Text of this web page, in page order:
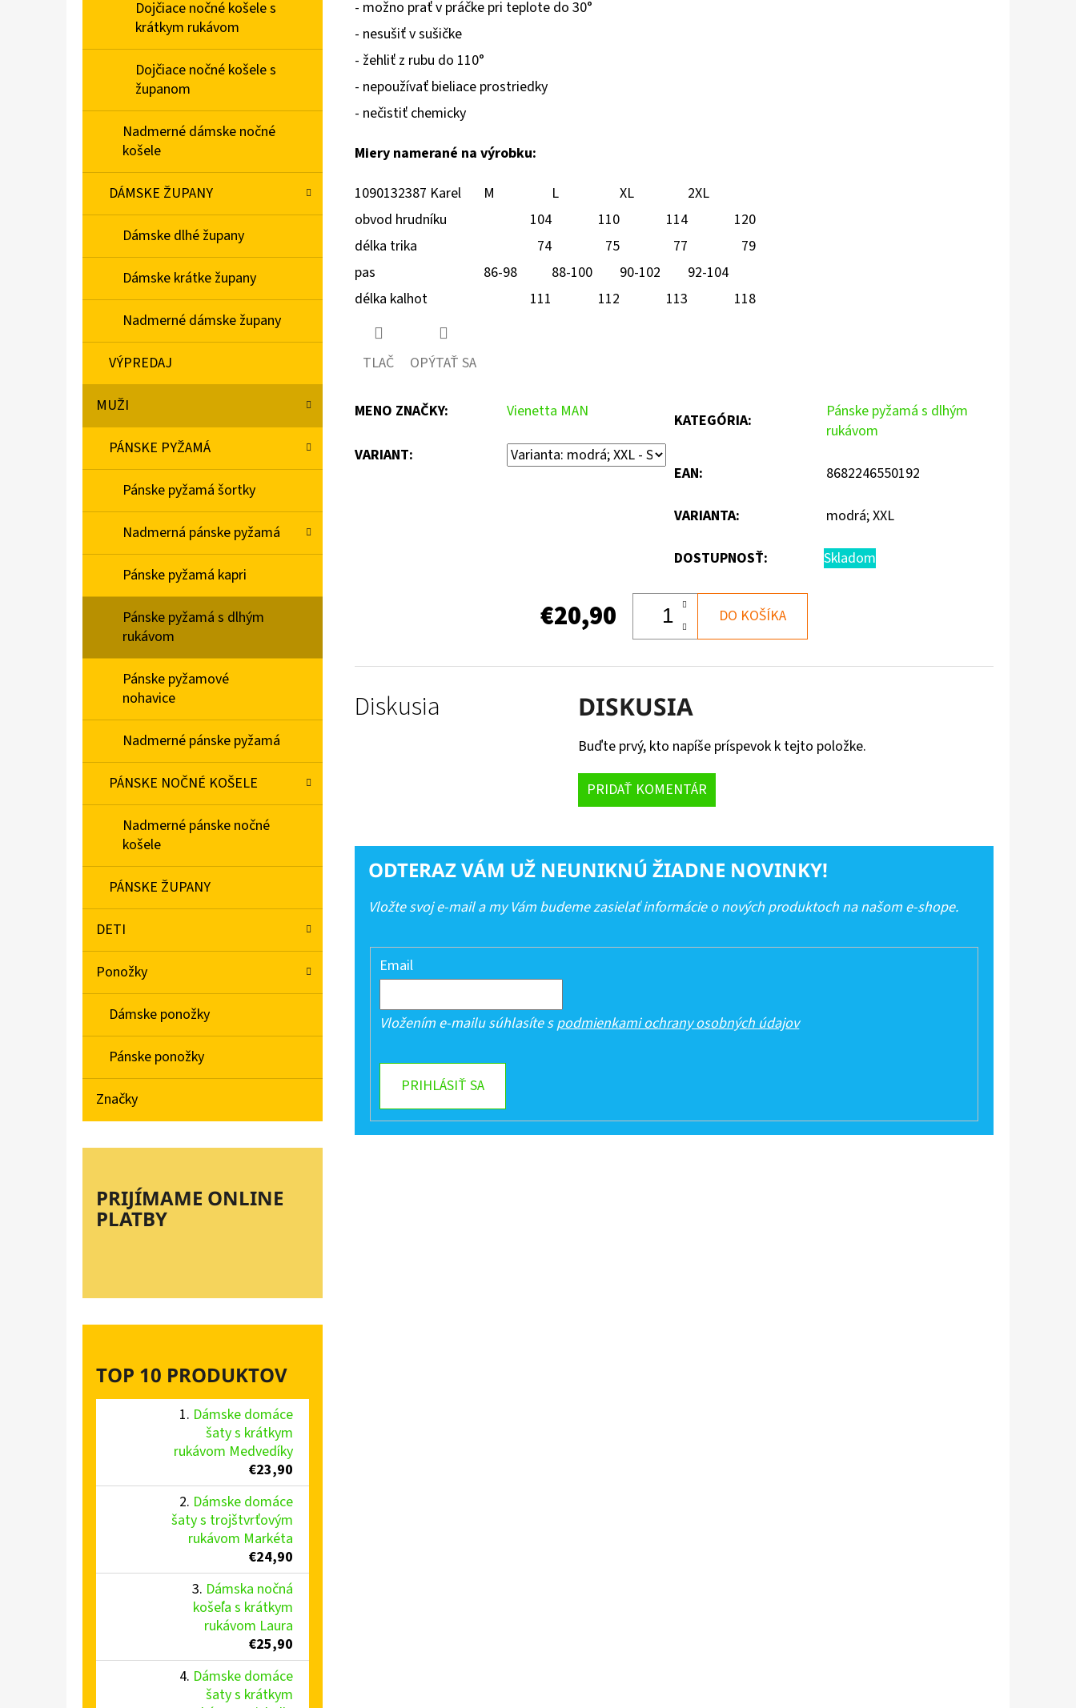
Dojčiace nočné košele s
krátkym rukávom
Dojčiace nočné košele s
županom
Nadmerné dámske nočné
košele
DÁMSKE ŽUPANY
Dámske dlhé župany
Dámske krátke župany
Nadmerné dámske župany
VÝPREDAJ
MUŽI
PÁNSKE PYŽAMÁ
Pánske pyžamá šortky
Nadmerná pánske pyžamá
Pánske pyžamá kapri
Pánske pyžamá s dlhým
rukávom
Pánske pyžamové
nohavice
Nadmerné pánske pyžamá
PÁNSKE NOČNÉ KOŠELE
Nadmerné pánske nočné
košele
PÁNSKE ŽUPANY
DETI
Ponožky
Dámske ponožky
Pánske ponožky
Značky
PRIJÍMAME ONLINE
PLATBY
TOP 10 PRODUKTOV
Dámske domáce
šaty s krátkym
rukávom Medvedíky
€23,90
Dámske domáce
šaty s trojštvrťovým
rukávom Markéta
€24,90
Dámska nočná
košeľa s krátkym
rukávom Laura
€25,90
Dámske domáce
šaty s krátkym
- možno praťv práčke pri teplote do 30°
- nesušiťvsušičke
- žehliť z rubu do 110°
- nepoužívať bieliace prostriedky
- nečistiť chemicky
Miery namerané na výrobku:
1090132387 Karel
M L XL
2XL
obvod hrudníku
104 110 114
120
délka trika
74 75 77
79
pas
86-98 88-100 90-102
92-104
délka kalhot
111 112 113 118
TLAČ OPÝTAŤ SA
MENO ZNAČKY: Vienetta MAN
VARIANT:
KATEGÓRIA:
Pánske pyžamá s dlhým
rukávom
EAN: 8682246550192
VARIANTA: modrá; XXL
DOSTUPNOSŤ: Skladom
€20,90 DO KOŠÍKA
Diskusia DISKUSIA
Buďte prvý, kto napíše príspevok k tejto položke.
PRIDAŤ KOMENTÁR
ODTERAZ VÁM UŽ NEUNIKNÚ ŽIADNE NOVINKY!
Vložte svoj e-mail a my Vám budeme zasielať informácie o nových produktoch na našom e-shope.
Email
Vložením e-mailu súhlasíte spodmienkami ochrany osobných údajov
PRIHLÁSIŤ SA